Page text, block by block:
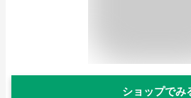
ショップでみ